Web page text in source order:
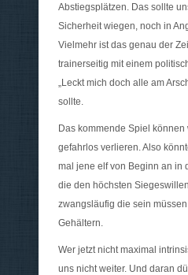
Abstiegsplätzen. Das sollte
Sicherheit wiegen, noch in
Vielmehr ist das genau der
trainerseitig mit einem
„Leckt mich doch alle am
sollte.
Das kommende Spiel können
gefahrlos verlieren. Also
mal jene elf von Beginn an in
die den höchsten
zwangsläufig die sein
Gehältern.
Wer jetzt nicht maximal
uns nicht weiter. Und daran